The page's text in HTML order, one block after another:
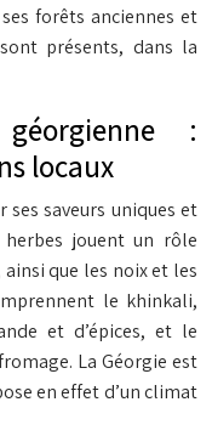
forêts anciennes et
présents, dans la
:
locaux
saveurs uniques et
jouent un rôle
que les noix et les
le khinkali,
et d’épices, et le
La Géorgie est
en effet d’un climat